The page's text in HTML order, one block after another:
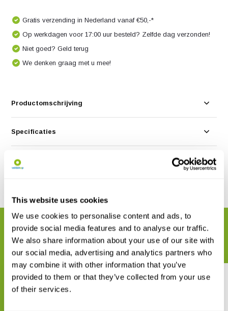
This website uses cookies
We use cookies to personalise content and ads, to
provide social media features and to analyse our traffic.
We also share information about your use of our site with
our social media, advertising and analytics partners who
may combine it with other information that you’ve
provided to them or that they’ve collected from your use
of their services.
Gratis verzending in Nederland vanaf €50,-*
Op werkdagen voor 17:00 uur besteld? Zelfde dag verzonden!
Niet goed? Geld terug
We denken graag met u mee!
Productomschrijving
Specificaties
Reviews
GERELATEERDE PRODUCTEN
Maak uw bestelling compleet